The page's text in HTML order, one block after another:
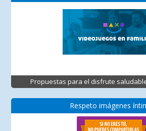
Propuestas para el disfrute
Respeto imágenes